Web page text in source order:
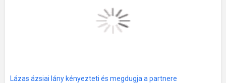
Lázas ázsiai lány kényezteti és megdugja a partnere